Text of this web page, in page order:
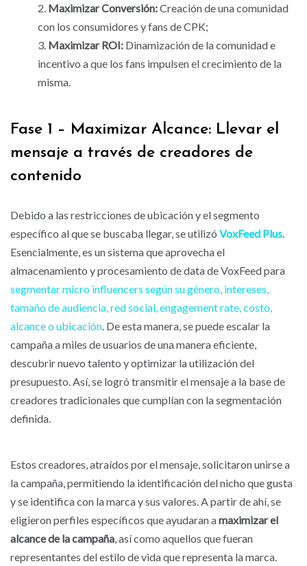
Maximizar Conversión:Creación de una comunidad
con los consumidores y fans de CPK;
Maximizar ROI: Dinamización de la comunidad e
incentivo a que los fans impulsen el crecimiento de la
misma.
Fase 1 – Maximizar Alcance: Llevar el
mensaje a través de creadores de
contenido
Debido a las restricciones de ubicación y el segmento
específico al que se buscaba llegar, se utilizó VoxFeed Plus
Esencialmente, es un sistema que aprovecha el
almacenamiento y procesamiento de data de VoxFeed para
segmentar micro influencers según su género, intereses,
tamaño de audiencia, red social, engagement rate, costo,
alcance o ubicación . De esta manera, se puede escalar la
campaña a miles de usuarios de una manera eficiente,
descubrir nuevo talento y optimizar la utilización del
presupuesto. Así, se logró transmitir el mensaje a la base de
creadores tradicionales que cumplían con la segmentación
definida.
Estos creadores, atraídos por el mensaje, solicitaron unirse a
la campaña, permitiendo la identificación del nicho que gusta
y se identifica con la marca y sus valores. A partir de ahí, se
eligieron perfiles específicos que ayudaran amaximizar el
alcance de la campaña , así como aquellos que fueran
representantes del estilo de vida que representa la marca.